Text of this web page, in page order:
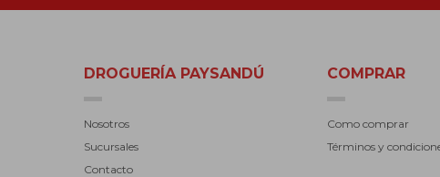
DROGUERÍA PAYSANDÚ
Nosotros
Sucursales
Contacto
COMPRAR
Como comprar
Términos y